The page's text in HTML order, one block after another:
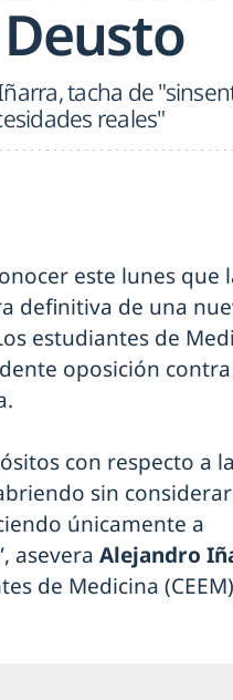
tacha de
reales"
este lunes que
definitiva de una
estudiantes de
oposición
con respecto a la
sin
únicamente a
asevera Alejandro
de Medicina